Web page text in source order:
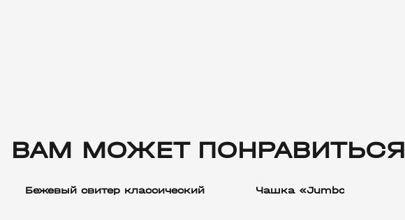
ВАМ МОЖЕТ ПОНРАВИТЬСЯ
Бежевый свитер классический Чашка «Jumbo»